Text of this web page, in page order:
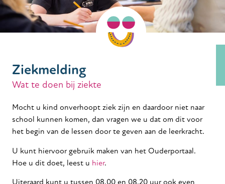
Ziekmelding
Wat te doen bij ziekte
Mocht u kind onverhoopt ziek zijn en daardoor niet naar
school kunnen komen, dan vragen we u dat om dit voor
het begin van de lessen door te geven aan de leerkracht.
U kunt hiervoor gebruik maken van het Ouderportaal.
Hoe u dit doet, leest u hier.
Uiteraard kunt u tussen 08.00 en 08.20 uur ook even